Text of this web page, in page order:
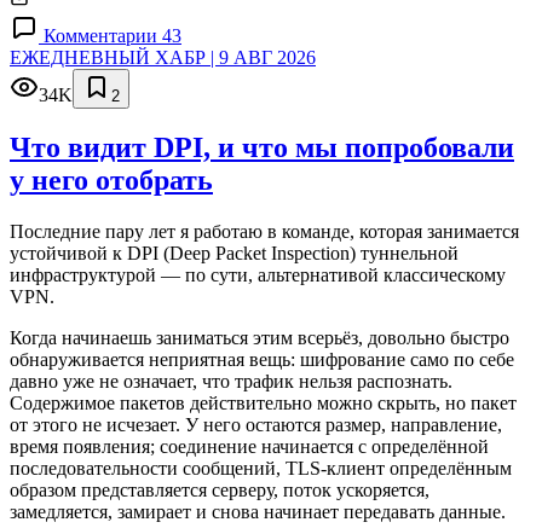
Комментарии 43
ЕЖЕДНЕВНЫЙ ХАБР | 9 АВГ 2026
34K
2
Что видит DPI, и что мы попробовали
у него отобрать
Последние пару лет я работаю в команде, которая занимается
устойчивой к DPI (Deep Packet Inspection) туннельной
инфраструктурой — по сути, альтернативой классическому
VPN.
Когда начинаешь заниматься этим всерьёз, довольно быстро
обнаруживается неприятная вещь: шифрование само по себе
давно уже не означает, что трафик нельзя распознать.
Содержимое пакетов действительно можно скрыть, но пакет
от этого не исчезает. У него остаются размер, направление,
время появления; соединение начинается с определённой
последовательности сообщений, TLS-клиент определённым
образом представляется серверу, поток ускоряется,
замедляется, замирает и снова начинает передавать данные.